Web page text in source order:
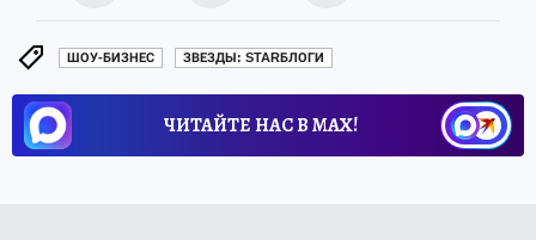
ШОУ-БИЗНЕС ЗВЕЗДЫ: STARБЛОГИ
ЧИТАЙТЕ НАС В МАХ!